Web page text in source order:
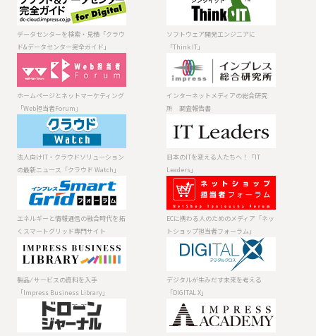
データセンター
を検索・見積
「クラウド&デー
タセンター完全
ソフトウェア開
発エンジニアに
「Think IT」
ホームページと
ネットマーケテ
ィング「Web担
当者Forum」
インターネット
メディアの総合
研究所 調査報
法人向けIT・ク
ラウドソリュー
ションの最新ニ
ュース「クラウ
日本のITを変え
「IT Leaders」
エネルギーと情
報通信の融合時
代を拓くスマー
トグリッド専門
ECに携わる人の
ためのメディア
「ネットショッ
プ担当者フォー
製品 ⁄ サービスの
資料を入手
「Impress
Business
Library」
デジタルが生み
だす未来を考え
る「DIGITAL X」
ドローンやロボ
ティクス活用の
最先端技術を理
解し身につける
データセンターを検索・見積「クラウ
ド&データセンター完全ガイド」
ソフトウェア開発エンジニアに
「Think IT」
ホームページとネットマーケティング
「Web担当者Forum」
インターネットメディアの総合研究
所 調査報告書
法人向けIT・クラウドソリューション
の最新ニュース「クラウド Watch」
日本のITを変える人たちへ！「IT
Leaders」
エネルギーと情報通信の融合時代を拓
くスマートグリッド専門サイト
ECに携わる人のためのメディア「ネッ
トショップ担当者フォーラム」
製品 ⁄ サービスの資料を入手
「Impress Business Library」
デジタルが生みだす未来を考える
「DIGITAL X」